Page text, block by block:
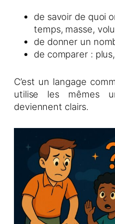
de savoir de quoi
temps, masse,
de donner un
de comparer :
C’est un langage
utilise les mêmes
deviennent clairs.